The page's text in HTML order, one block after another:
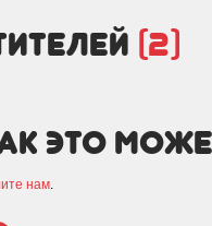
(2)
это
нам.